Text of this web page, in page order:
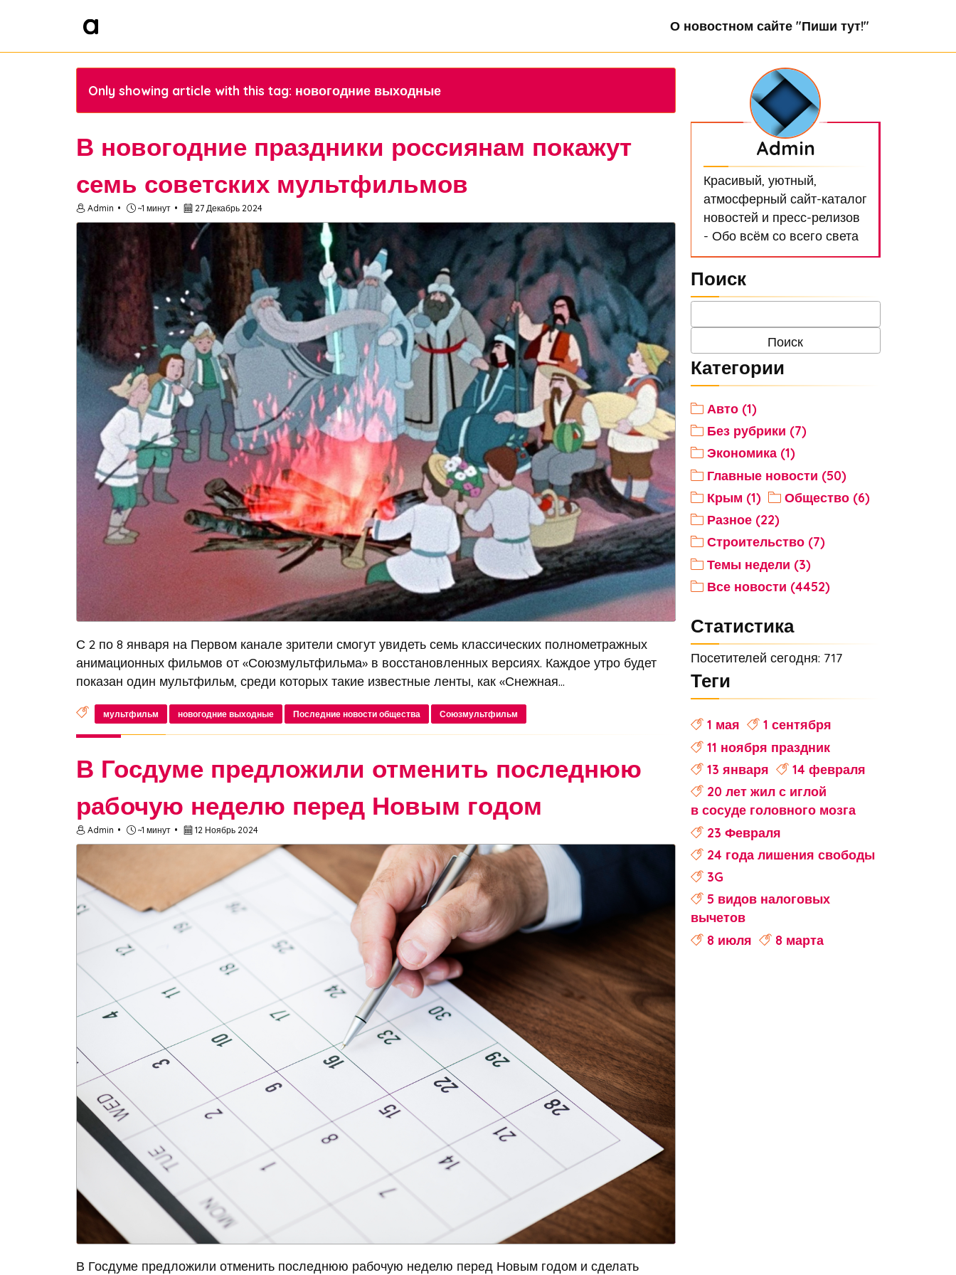
О новостном сайте "Пиши тут!"
Only showing article with this tag: новогодние выходные
В новогодние праздники россиянам покажут
семь советских мультфильмов
Admin ~1 минут 27 Декабрь 2024
С 2 по 8 января на Первом канале зрители смогут увидеть семь классических полнометражных
анимационных фильмов от «Союзмультфильма» в восстановленных версиях. Каждое утро будет
показан один мультфильм, среди которых такие известные ленты, как «Снежная...
мультфильм новогодние выходные Последние новости общества Союзмультфильм
В Госдуме предложили отменить последнюю
рабочую неделю перед Новым годом
Admin ~1 минут 12 Ноябрь 2024
В Госдуме предложили отменить последнюю рабочую неделю перед Новым годом и сделать
Admin
Красивый, уютный,
атмосферный сайт-каталог
новостей и пресс-релизов
- Обо всём со всего света
Поиск
Категории
Авто (1)
Без рубрики (7)
Экономика (1)
Главные новости (50)
Крым (1)
Общество (6)
Разное (22)
Строительство (7)
Темы недели (3)
Все новости (4452)
Статистика
Посетителей сегодня: 717
Теги
1 мая
1 сентября
11 ноября праздник
13 января
14 февраля
20 лет жил с иглой
в сосуде головного мозга
23 Февраля
24 года лишения свободы
3G
5 видов налоговых
вычетов
8 июля
8 марта